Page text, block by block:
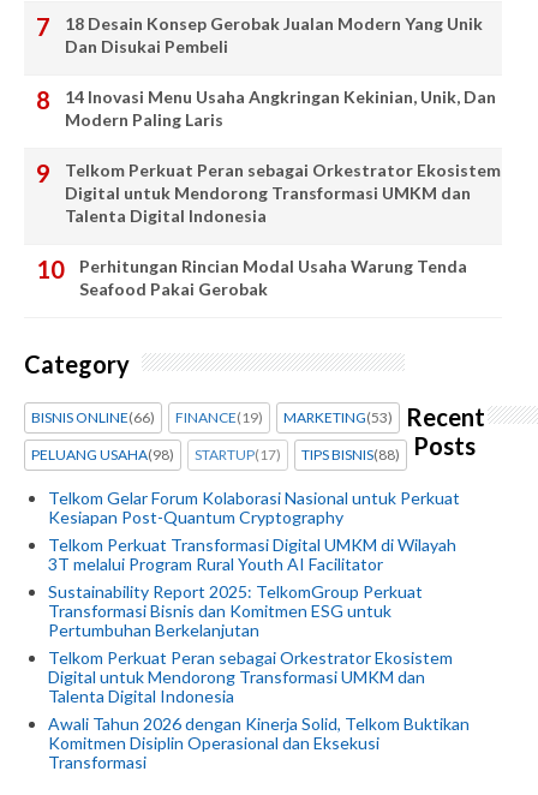
18 Desain Konsep Gerobak Jualan Modern Yang Unik
Dan Disukai Pembeli
14 Inovasi Menu Usaha Angkringan Kekinian, Unik, Dan
Modern Paling Laris
Telkom Perkuat Peran sebagai Orkestrator Ekosistem
Digital untuk Mendorong Transformasi UMKM dan
Talenta Digital Indonesia
Perhitungan Rincian Modal Usaha Warung Tenda
Seafood Pakai Gerobak
Category
BISNIS ONLINE(66) FINANCE(19) MARKETING(53)
PELUANG USAHA(98) STARTUP(17) TIPS BISNIS(88)
Recent
Posts
Telkom Gelar Forum Kolaborasi Nasional untuk Perkuat
Kesiapan Post-Quantum Cryptography
Telkom Perkuat Transformasi Digital UMKM di Wilayah
3T melalui Program Rural Youth AI Facilitator
Sustainability Report 2025: TelkomGroup Perkuat
Transformasi Bisnis dan Komitmen ESG untuk
Pertumbuhan Berkelanjutan
Telkom Perkuat Peran sebagai Orkestrator Ekosistem
Digital untuk Mendorong Transformasi UMKM dan
Talenta Digital Indonesia
Awali Tahun 2026 dengan Kinerja Solid, Telkom Buktikan
Komitmen Disiplin Operasional dan Eksekusi
Transformasi